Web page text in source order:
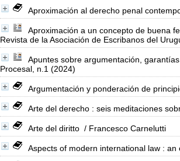
Aproximación al derecho penal
Aproximación a un concepto de buena
Revista de la Asociación de Escribanos del
Apuntes sobre argumentación,
Procesal, n.1 (2024)
Argumentación y ponderación de
Arte del derecho : seis meditaciones
Arte del diritto / Francesco Carnelutti
Aspects of modern international law : an